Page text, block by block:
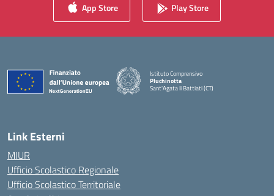
App Store Play Store
Istituto Comprensivo
Pluchinotta
Sant'Agata li Battiati (CT)
— Visita la pagina iniziale della scuola
Link Esterni
MIUR
Ufficio Scolastico Regionale
Ufficio Scolastico Territoriale